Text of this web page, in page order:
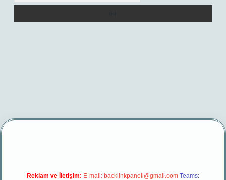
yeni giriş
Reklam ve İletişim: E-mail: backlinkpaneli@gmail.com Teams: